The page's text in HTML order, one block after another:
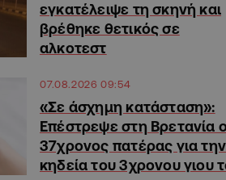
εγκατέλειψε τη σκηνή και
βρέθηκε θετικός σε
αλκοτεστ
07.08.2026 09:54
«Σε άσχημη κατάσταση»:
Επέστρεψε στη Βρετανία
37χρονος πατέρας για την
κηδεία του 3χρονου γιου